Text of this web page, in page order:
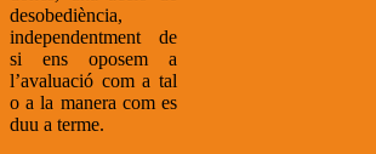
desobediència,
independentment de
si ens oposem a
l’avaluació com a tal
o a la manera com es
duu a terme.